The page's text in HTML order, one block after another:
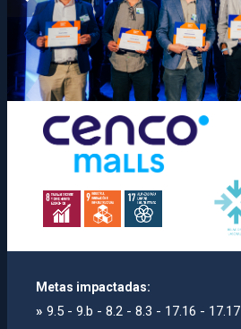
Metas impactadas:
» 9.5 - 9.b - 8.2 - 8.3 - 17.16 - 17.17